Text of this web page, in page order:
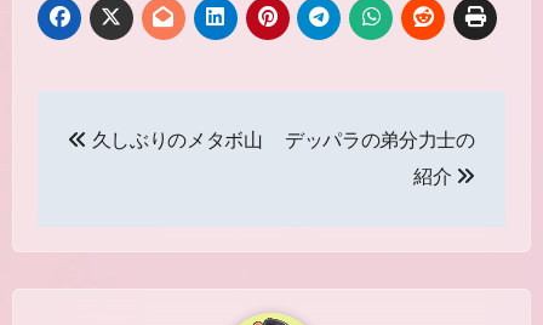
稿
ビ
久しぶりのメタボ山
デッパラの弟分力士の
紹介